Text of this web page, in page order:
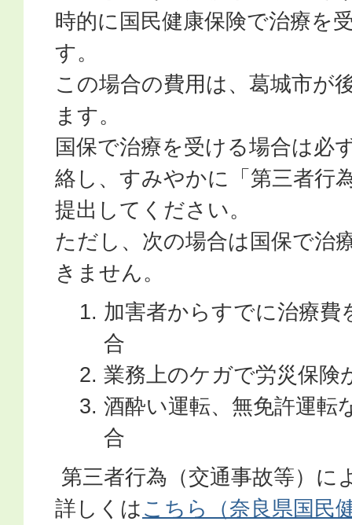
時的に国民健康保険で治療を
す。
この場合の費用は、葛城市が
ます。
国保で治療を受ける場合は必
絡し、すみやかに「第三者行
提出してください。
ただし、次の場合は国保で治
きません。
加害者からすでに治療費
合
業務上のケガで労災保険
酒酔い運転、無免許運転
合
第三者行為（交通事故等）に
詳しくはこちら（奈良県国民